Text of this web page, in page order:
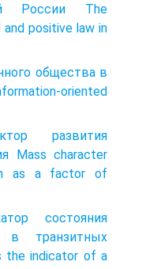
России The
positive law in
общества в
oriented
развития
Mass character
as a factor of
состояния
в транзитных
the indicator of a